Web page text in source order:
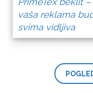
vaša reklama
svima vidljiva